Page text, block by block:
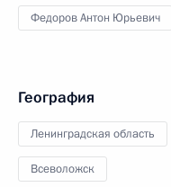
Федоров Антон Юрьевич
География
Ленинградская область
Всеволожск